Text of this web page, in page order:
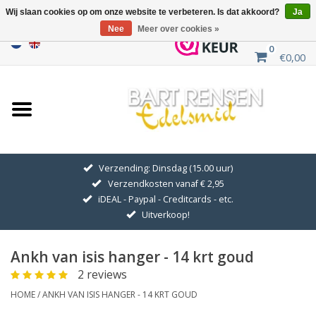
0
€0,00
Home
Uitverkoop
GOUDEN SYMBOLEN
Hanger Kettingen
Oorhangers
Verzending: Dinsdag (15.00 uur)
Verzendkosten vanaf € 2,95
iDEAL - Paypal - Creditcards - etc.
Uitverkoop!
Ankh van isis hanger - 14 krt goud
2 reviews
HOME/ANKH VAN ISIS HANGER - 14 KRT GOUD
Wij slaan cookies op om onze website te verbeteren. Is dat akkoord?
Ja
Nee
Meer over cookies »